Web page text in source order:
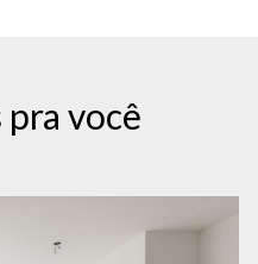
pra você